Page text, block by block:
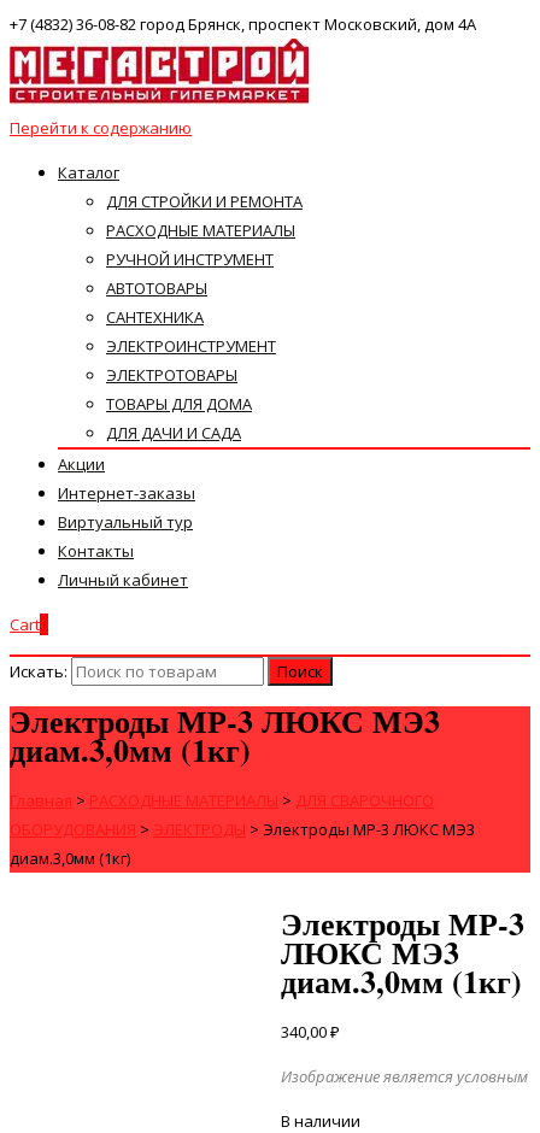
+7 (4832) 36-08-82 город Брянск, проспект Московский, дом 4А
Перейти к содержанию
Каталог
ДЛЯ СТРОЙКИ И РЕМОНТА
РАСХОДНЫЕ МАТЕРИАЛЫ
РУЧНОЙ ИНСТРУМЕНТ
АВТОТОВАРЫ
САНТЕХНИКА
ЭЛЕКТРОИНСТРУМЕНТ
ЭЛЕКТРОТОВАРЫ
ТОВАРЫ ДЛЯ ДОМА
ДЛЯ ДАЧИ И САДА
Акции
Интернет-заказы
Виртуальный тур
Контакты
Личный кабинет
Cart
Искать:
Электроды МР-3 ЛЮКС МЭ3
диам.3,0мм (1кг)
Главная > РАСХОДНЫЕ МАТЕРИАЛЫ > ДЛЯ СВАРОЧНОГО
ОБОРУДОВАНИЯ > ЭЛЕКТРОДЫ > Электроды МР-3 ЛЮКС МЭ3
диам.3,0мм (1кг)
Электроды МР-3
ЛЮКС МЭ3
диам.3,0мм (1кг)
340,00₽
Изображение является условным
В наличии